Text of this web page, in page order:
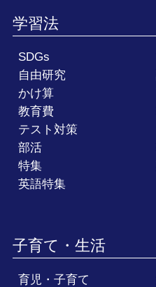
学習法
SDGs
自由研究
かけ算
教育費
テスト対策
部活
特集
英語特集
子育て・生活
育児・子育て